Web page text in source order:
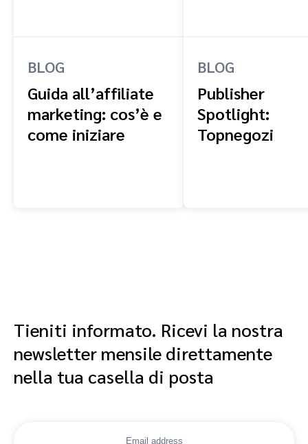
BLOG
Guida all’affiliate
marketing: cos’è e
come iniziare
BLOG
Publisher
Spotlight:
Topnegozi
Tieniti informato. Ricevi la nostra
newsletter mensile direttamente
nella tua casella di posta